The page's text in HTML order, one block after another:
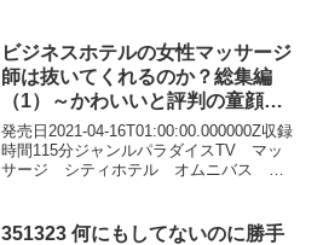
ビジネスホテルの女性マッサージ
師は抜いてくれるのか？総集編
（1）～かわいいと評判の童顔娘
から推定Iカップの爆乳お姉さん
まで 361389
発売日2021-04-16T01:00:00.000000Z収録
時間115分ジャンルパラダイスTV マッ
サージ シティホテル オムニバス 白
師は抜いてくれるのか？ 女...
351323 何にもしてないのに勝手